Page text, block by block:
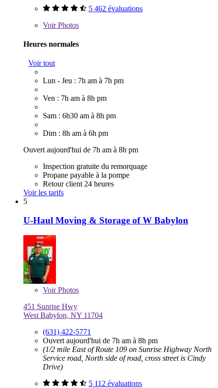
5 462 évaluations
VoirPhotos
Heures normales
Voir tout
Lun - Jeu : 7h am à 7h pm
Ven : 7h am à 8h pm
Sam : 6h30 am à 8h pm
Dim : 8h am à 6h pm
Ouvert aujourd'hui de 7h am à 8h pm
Inspection gratuite du remorquage
Propane payable à la pompe
Retour client 24 heures
Voir les tarifs
5
U-Haul Moving & Storage of W Babylon
VoirPhotos
451 Sunrise Hwy
West Babylon, NY 11704
(631) 422-5771
Ouvert aujourd'hui de 7h am à 8h pm
(1/2 mile East of Route 109 on Sunrise Highway North
Service road, North side of road, cross street is Cindy
Drive)
5 112 évaluations